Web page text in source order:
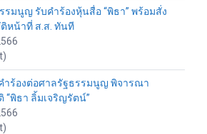
รมนูญ รับคำร้องหุ้นสื่อ “พิธา” พร้อมสั่ง
หน้าที่ ส.ส. ทันที
ำร้องต่อศาลรัฐธรรมนูญ พิจารณา
พิธา ลิ้มเจริญรัตน์”